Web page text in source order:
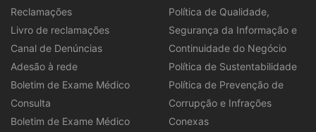
Reclamações
Livro de reclamações
Canal de Denúncias
Adesão à rede
Boletim de Exame Médico
Consulta
Boletim de Exame Médico
Política de Qualidade,
Segurança da Informação e
Continuidade do Negócio
Política de Sustentabilidade
Política de Prevenção de
Corrupção e Infrações
Conexas